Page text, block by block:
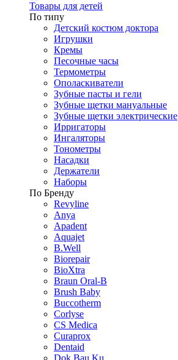
Товары для детей
По типу
Детский костюм доктора
Игрушки
Кремы
Песочные часы
Термометры
Ополаскиватели
Зубные пасты и гели
Зубные щетки мануальные
Зубные щетки электрические
Ирригаторы
Ингаляторы
Тонометры
Насадки
Держатели
Наборы
По Бренду
Revyline
Anya
Apadent
Aquajet
B.Well
Biorepair
BioXtra
Braun Oral-B
Brush Baby
Buccotherm
Corlyse
CS Medica
Curaprox
Dentaid